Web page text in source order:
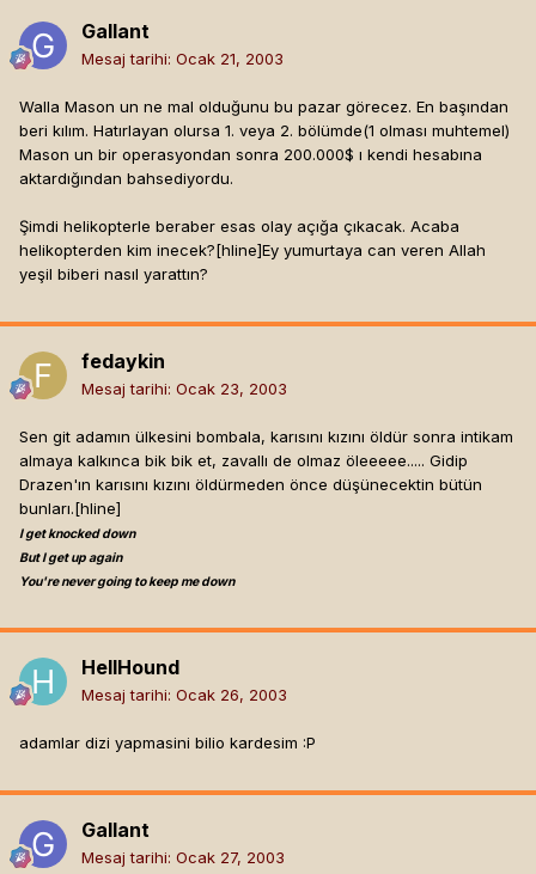
Gallant
Mesaj tarihi: Ocak 21, 2003
Walla Mason un ne mal olduğunu bu pazar görecez. En başından
beri kılım. Hatırlayan olursa 1. veya 2. bölümde(1 olması muhtemel)
Mason un bir operasyondan sonra 200.000$ ı kendi hesabına
aktardığından bahsediyordu.
Şimdi helikopterle beraber esas olay açığa çıkacak. Acaba
helikopterden kim inecek?[hline]Ey yumurtaya can veren Allah
yeşil biberi nasıl yarattın?
fedaykin
Mesaj tarihi: Ocak 23, 2003
Sen git adamın ülkesini bombala, karısını kızını öldür sonra intikam
almaya kalkınca bik bik et, zavallı de olmaz öleeeee..... Gidip
Drazen'ın karısını kızını öldürmeden önce düşünecektin bütün
bunları.[hline]
I get knocked down
But I get up again
You're never going to keep me down
HellHound
Mesaj tarihi: Ocak 26, 2003
adamlar dizi yapmasini bilio kardesim :P
Gallant
Mesaj tarihi: Ocak 27, 2003